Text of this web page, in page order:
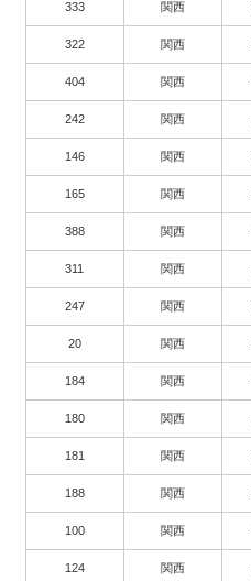
333 関西
322 関西
404 関西
242 関西
146 関西
165 関西
388 関西
311 関西
247 関西
20 関西
184 関西
180 関西
181 関西
188 関西
100 関西
124 関西